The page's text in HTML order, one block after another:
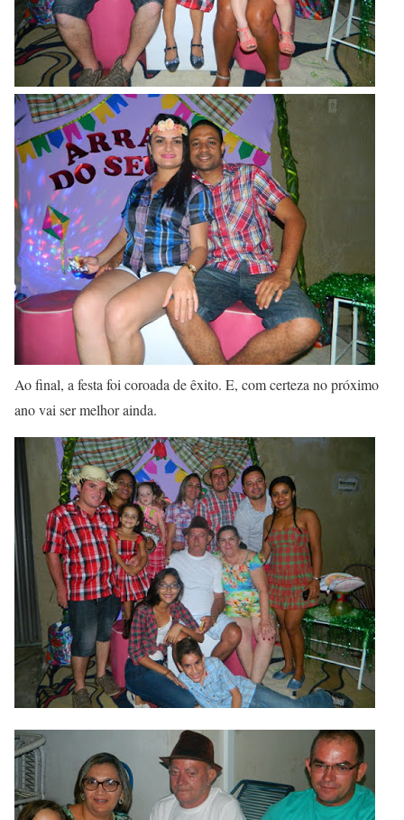
Ao final, a festa foi coroada de êxito. E, com certeza no próximo
ano vai ser melhor ainda.